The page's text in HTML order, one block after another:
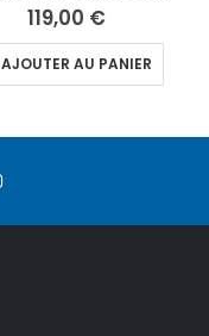
119,00 €
AJOUTER AU PANIER